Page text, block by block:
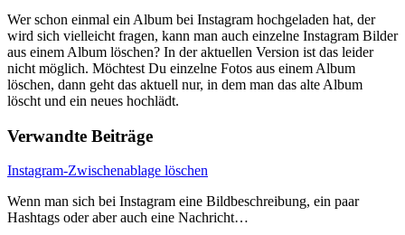
Wer schon einmal ein Album bei Instagram hochgeladen hat, der
wird sich vielleicht fragen, kann man auch einzelne Instagram Bilder
aus einem Album löschen? In der aktuellen Version ist das leider
nicht möglich. Möchtest Du einzelne Fotos aus einem Album
löschen, dann geht das aktuell nur, in dem man das alte Album
löscht und ein neues hochlädt.
Verwandte Beiträge
Instagram-Zwischenablage löschen
Wenn man sich bei Instagram eine Bildbeschreibung, ein paar
Hashtags oder aber auch eine Nachricht…